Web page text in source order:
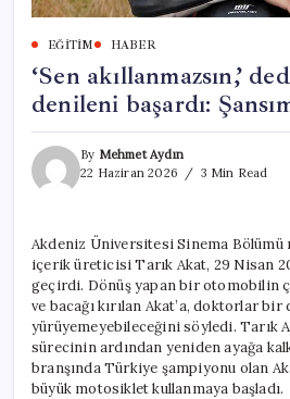
EĞITIM HABER
‘Sen akıllanmazsın,’
denileni başardı:
By Mehmet Aydın
22 Haziran 2026
3 Min Read
Akdeniz Üniversitesi Sinema Bölümü
içerik üreticisi Tarık Akat, 29 Nisan
geçirdi. Dönüş yapan bir otomobilin
ve bacağı kırılan Akat’a, doktorlar bir
yürüyemeyebileceğini söyledi. Tarık
sürecinin ardından yeniden ayağa
branşında Türkiye şampiyonu olan
büyük motosiklet kullanmaya başladı.